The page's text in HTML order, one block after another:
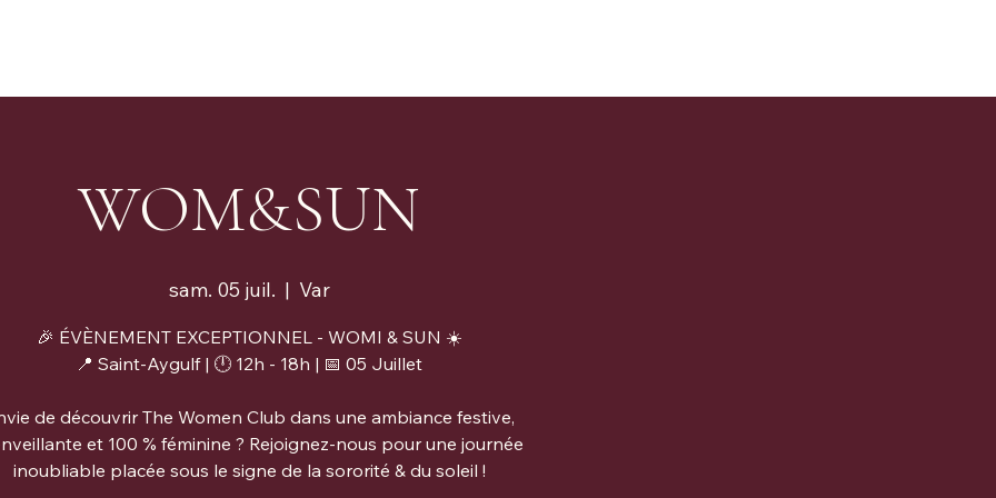
WOM&SUN
sam. 05 juil.
  |
Var
🎉 ÉVÈNEMENT EXCEPTIONNEL - WOMI & SUN ☀️
📍 Saint-Aygulf | 🕛 12h - 18h | 📅 05 Juillet
de découvrir The Women Club dans une ambiance festive,
et 100 % féminine ? Rejoignez-nous pour une journée
inoubliable placée sous le signe de la sororité & du soleil !